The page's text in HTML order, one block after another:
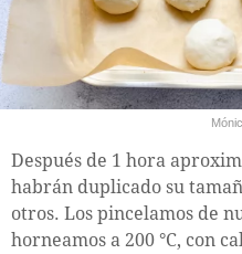
Después de 1 hora
habrán duplicado su
otros. Los pincelamos de
horneamos a 200 °C, con